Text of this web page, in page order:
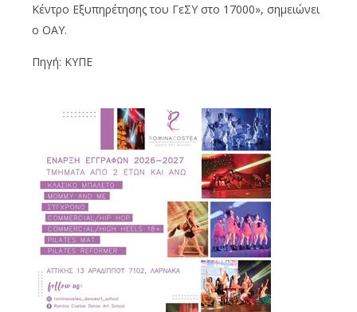
Κέντρο Εξυπηρέτησης του ΓεΣΥ στο 17000», σημειώνει
ο ΟΑΥ.
Πηγή: ΚΥΠΕ